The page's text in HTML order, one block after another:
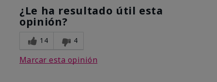
¿Le ha resultado útil esta
opinión?
14 4
Marcar esta opinión